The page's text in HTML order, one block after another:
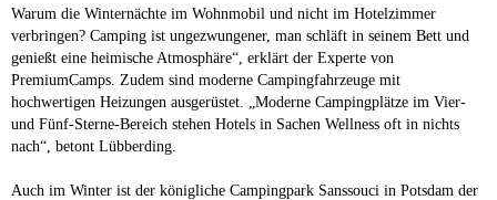
Warum die Winternächte im Wohnmobil und nicht im Hotelzimmer
verbringen? Camping ist ungezwungener, man schläft in seinem Bett und
genießt eine heimische Atmosphäre“, erklärt der Experte von
PremiumCamps. Zudem sind moderne Campingfahrzeuge mit
hochwertigen Heizungen ausgerüstet. „Moderne Campingplätze im Vier-
und Fünf-Sterne-Bereich stehen Hotels in Sachen Wellness oft in nichts
nach“, betont Lübberding.
Auch im Winter ist der königliche Campingpark Sanssouci in Potsdam der